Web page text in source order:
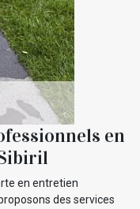
en
en entretien
des services